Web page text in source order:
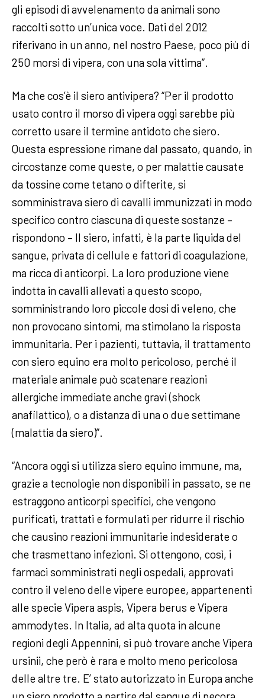
gli episodi di avvelenamento da animali sono
raccolti sotto un’unica voce. Dati del 2012
riferivano in un anno, nel nostro Paese, poco più di
250 morsi di vipera, con una sola vittima”.
Ma che cos’è il siero antivipera? “Per il prodotto
usato contro il morso di vipera oggi sarebbe più
corretto usare il termine antidoto che siero.
Questa espressione rimane dal passato, quando, in
circostanze come queste, o per malattie causate
da tossine come tetano o difterite, si
somministrava siero di cavalli immunizzati in modo
specifico contro ciascuna di queste sostanze –
rispondono – Il siero, infatti, è la parte liquida del
sangue, privata di cellule e fattori di coagulazione,
ma ricca di anticorpi. La loro produzione viene
indotta in cavalli allevati a questo scopo,
somministrando loro piccole dosi di veleno, che
non provocano sintomi, ma stimolano la risposta
immunitaria. Per i pazienti, tuttavia, il trattamento
con siero equino era molto pericoloso, perché il
materiale animale può scatenare reazioni
allergiche immediate anche gravi (shock
anafilattico), o a distanza di una o due settimane
(malattia da siero)”.
“Ancora oggi si utilizza siero equino immune, ma,
grazie a tecnologie non disponibili in passato, se ne
estraggono anticorpi specifici, che vengono
purificati, trattati e formulati per ridurre il rischio
che causino reazioni immunitarie indesiderate o
che trasmettano infezioni. Si ottengono, così, i
farmaci somministrati negli ospedali, approvati
contro il veleno delle vipere europee, appartenenti
alle specie Vipera aspis, Vipera berus e Vipera
ammodytes. In Italia, ad alta quota in alcune
regioni degli Appennini, si può trovare anche Vipera
ursinii, che però è rara e molto meno pericolosa
delle altre tre. E’ stato autorizzato in Europa anche